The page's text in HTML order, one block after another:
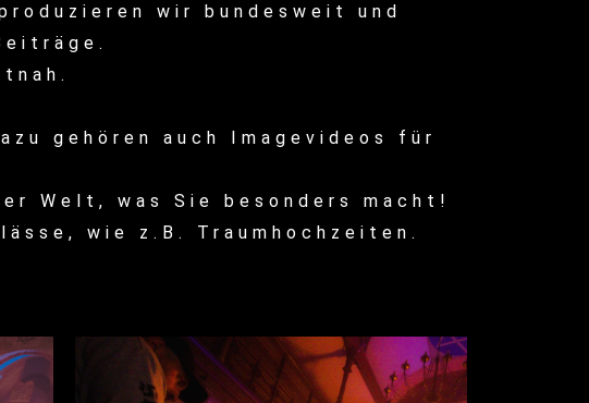
wir bundesweit und
gehören auch Imagevideos für
Welt, was Sie besonders macht!
wie z.B. Traumhochzeiten.